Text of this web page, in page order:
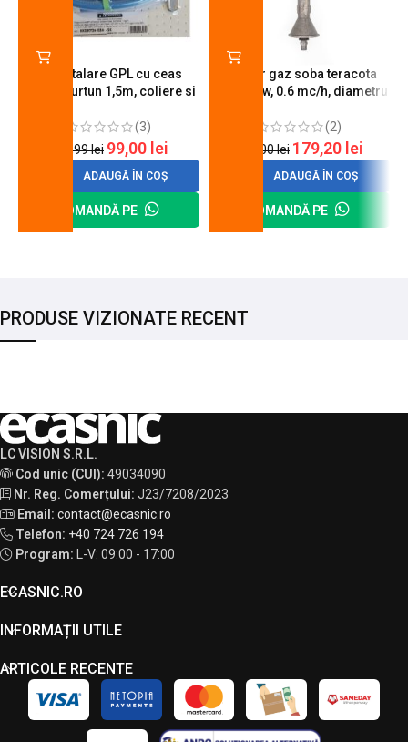
Kit instalare GPL cu ceas
butelie, furtun 1,5m, coliere si
(3)
120,99lei 99,00 lei
ADAUGĂ ÎN COȘ
COMANDĂ PE
Arzator gaz soba teracota
A600, 6 kw, 0.6 mc/h, diametru
(2)
200,00lei 179,20 lei
ADAUGĂ ÎN COȘ
COMANDĂ PE
PRODUSE VIZIONATE RECENT
LC VISION S.R.L.
Cod unic (CUI): 49034090
Nr. Reg. Comerțului: J23/7208/2023
Email: contact@ecasnic.ro
Telefon: +40 724 726 194
Program:
L-V: 09:00 - 17:00
ECASNIC.RO
INFORMAȚII UTILE
ARTICOLE RECENTE